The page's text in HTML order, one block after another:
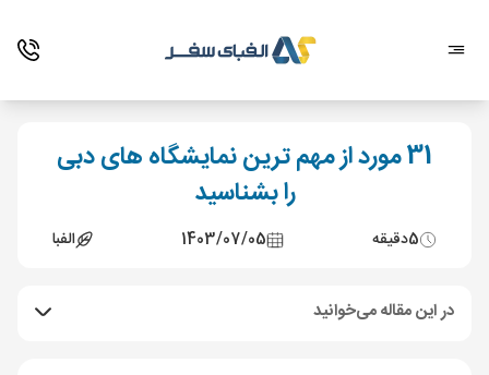
31 مورد از مهم‌ ترین نمایشگاه های دبی
را بشناسید
5دقیقه 1403/07/05 الفبا
در این مقاله می‌خوانید